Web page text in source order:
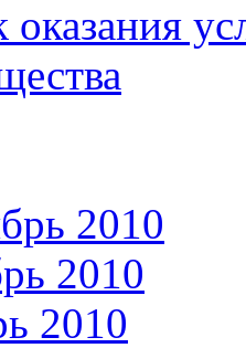
2010
2010
2010